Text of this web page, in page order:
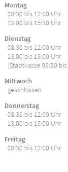
Montag
08:30 bis 12:00 Uhr
13:00 bis 15:30 Uhr
Dienstag
08:30 bis 12:00 Uhr
13:00 bis 18:00 Uhr
(Stadtkasse 08:30
Mittwoch
geschlossen
Donnerstag
08:30 bis 12:00 Uhr
13:00 bis 18:00 Uhr
Freitag
08:30 bis 12:00 Uhr